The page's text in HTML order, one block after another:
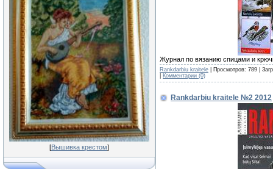
[Вышивка крестом]
Журнал по вязанию спицами и
Rankdarbiu kraitele | Просмотров: 789 |
Комментарии (0)
Rankdarbiu kraitele №2 2012